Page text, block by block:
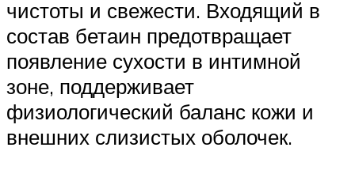
чистоты и свежести. Входящий в
состав бетаин предотвращает
появление сухости в интимной
зоне, поддерживает
физиологический баланс кожи и
внешних слизистых оболочек.